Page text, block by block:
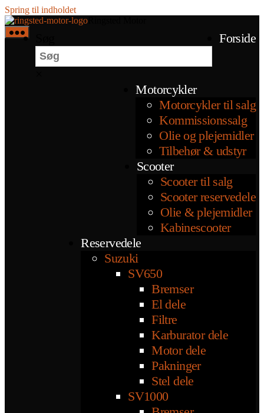
Spring til indholdet
Forside
Motorcykler
Motorcykler til salg
Kommissionssalg
Olie og plejemidler
Tilbehør & udstyr
Scooter
Scooter til salg
Scooter reservedele
Olie & plejemidler
Kabinescooter
Reservedele
Suzuki
SV650
Bremser
El dele
Filtre
Karburator dele
Motor dele
Pakninger
Stel dele
SV1000